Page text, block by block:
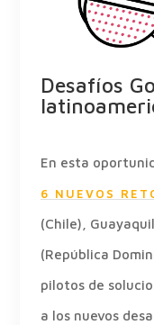
Desafíos
En esta
6 NUEVOS
(Chile),
(República
pilotos de
a los nuevos